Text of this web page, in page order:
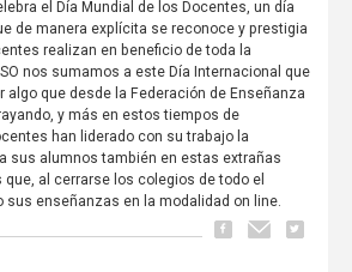
el Día Mundial de los Docentes, un día
de manera explícita se reconoce y prestigia
realizan en beneficio de toda la
nos sumamos a este Día Internacional que
algo que desde la Federación de Enseñanza
y más en estos tiempos de
han liderado con su trabajo la
sus alumnos también en estas extrañas
al cerrarse los colegios de todo el
sus enseñanzas en la modalidad on line.